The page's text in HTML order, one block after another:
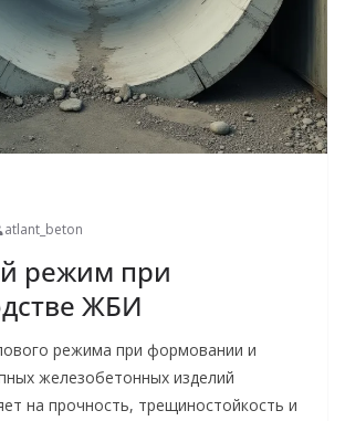
atlant_beton
режим при
ЖБИ
режима при формовании и
железобетонных изделий
на прочность, трещиностойкость и